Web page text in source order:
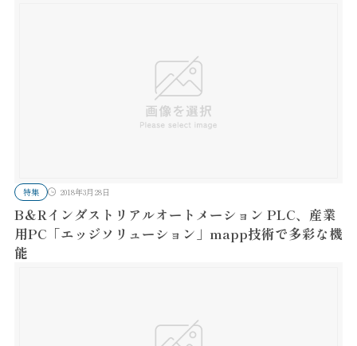
特集 2018年3月28日
B＆Rインダストリアルオートメーション PLC、産業
用PC「エッジソリューション」mapp技術で多彩な機
能